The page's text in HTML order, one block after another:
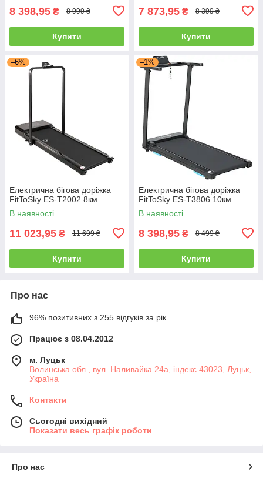
8 398,95 ₴ 8 999 ₴
Купити
7 873,95 ₴ 8 399 ₴
Купити
–6%
Електрична бігова доріжка
FitToSky ES-T2002 8км
В наявності
11 023,95 ₴ 11 699 ₴
Купити
–1%
Електрична бігова доріжка
FitToSky ES-T3806 10км
В наявності
8 398,95 ₴ 8 499 ₴
Купити
Про нас
96% позитивних з 255 відгуків за рік
Працює з 08.04.2012
м. Луцьк
Волинська обл., вул. Наливайка 24а, індекс 43023, Луцьк,
Україна
Контакти
Сьогодні вихідний
Показати весь графік роботи
Про нас